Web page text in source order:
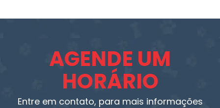
AGENDE UM
HORÁRIO
Entre em contato, para mais informações